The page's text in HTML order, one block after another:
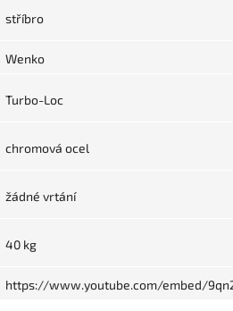
stříbro
Wenko
Turbo-Loc
chromová ocel
žádné vrtání
40 kg
https://www.youtube.com/embed/